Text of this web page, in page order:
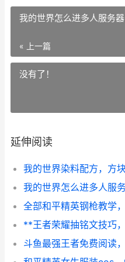
我的世界怎么进多人服务
« 上一篇
没有了！
延伸阅读
我的世界怎么进多人服
斗鱼最强王者免费阅读